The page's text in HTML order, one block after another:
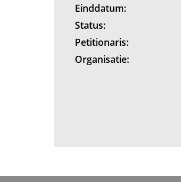
Einddatum:
Status:
Petitionaris:
Organisatie: